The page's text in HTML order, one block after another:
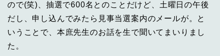
ので(笑)、抽選で600名とのことだけど、土曜日の午後
だし、申し込んでみたら見事当選案内のメールが。と
いうことで、本庶先生のお話を生で聞いてまいりまし
た。